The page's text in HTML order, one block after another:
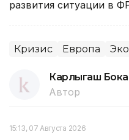
развития ситуации в
Кризис Европа
Карлыгаш
Автор
15:13, 07 Августа 2026